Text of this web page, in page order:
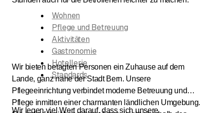
Wohnen
Pflege und Betreuung
Aktivitäten
Gastronomie
Hotellerie
Standards
Wir bieten betagten Personen ein Zuhause auf dem
Lande, ganz nahe der Stadt Bern. Unsere
Pflegeeinrichtung verbindet moderne Betreuung und
Pflege inmitten einer charmanten ländlichen Umgebung.
Wir legen viel Wert darauf, dass sich unsere